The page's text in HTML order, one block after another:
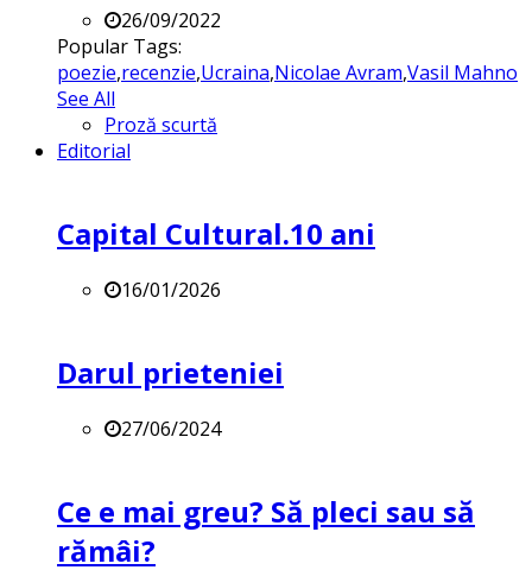
26/09/2022
Popular Tags:
poezie,recenzie,Ucraina,Nicolae Avram,Vasil Mahno
See All
Proză scurtă
Editorial
Capital Cultural.10 ani
16/01/2026
Darul prieteniei
27/06/2024
Ce e mai greu? Să pleci sau să
rămâi?